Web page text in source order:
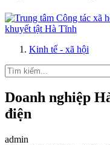
Kinh tế - xã hội
Doanh nghiệp
điện
admin